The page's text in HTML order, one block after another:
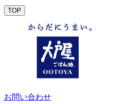
TOP
お問い合わせ